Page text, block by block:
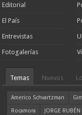
Editorial
El País
Entrevistas
Fotogalerías
Temas Nuevos
Americo Schvartzman
Rocamora
JORGE